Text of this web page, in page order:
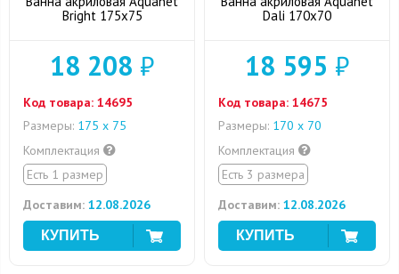
Bright 175x75
18 208 ₽
Код товара: 14695
Размеры: 175 x 75
Комплектация
Есть 1 размер
Доставим: 12.08.2026
Dali 170x70
18 595 ₽
Код товара: 14675
Размеры: 170 х 70
Комплектация
Есть 3 размера
Доставим: 12.08.2026